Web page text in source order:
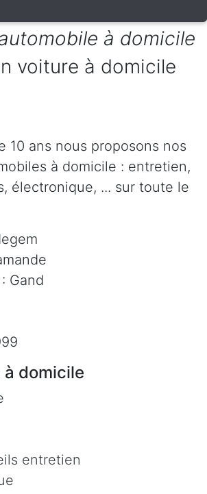
à domicile
voiture à domicile
10 ans nous proposons nos
à domicile : entretien,
électronique, ... sur toute le
Gand
domicile
entretien